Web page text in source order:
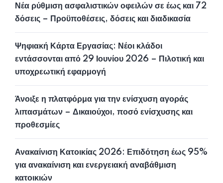
Νέα ρύθμιση ασφαλιστικών οφειλών σε έως και 72
δόσεις – Προϋποθέσεις, δόσεις και διαδικασία
Ψηφιακή Κάρτα Εργασίας: Νέοι κλάδοι
εντάσσονται από 29 Ιουνίου 2026 – Πιλοτική και
υποχρεωτική εφαρμογή
Άνοιξε η πλατφόρμα για την ενίσχυση αγοράς
λιπασμάτων – Δικαιούχοι, ποσό ενίσχυσης και
προθεσμίες
Ανακαίνιση Κατοικίας 2026: Επιδότηση έως 95%
για ανακαίνιση και ενεργειακή αναβάθμιση
κατοικιών